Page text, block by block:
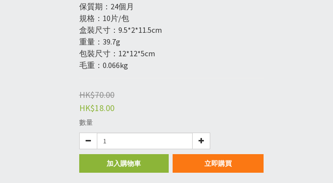
保質期：24個月
規格：10片/包
盒裝尺寸：9.5*2*11.5cm
重量：39.7g
包裝尺寸：12*12*5cm
毛重：0.066kg
HK$70.00
HK$18.00
數量
加入購物車 立即購買